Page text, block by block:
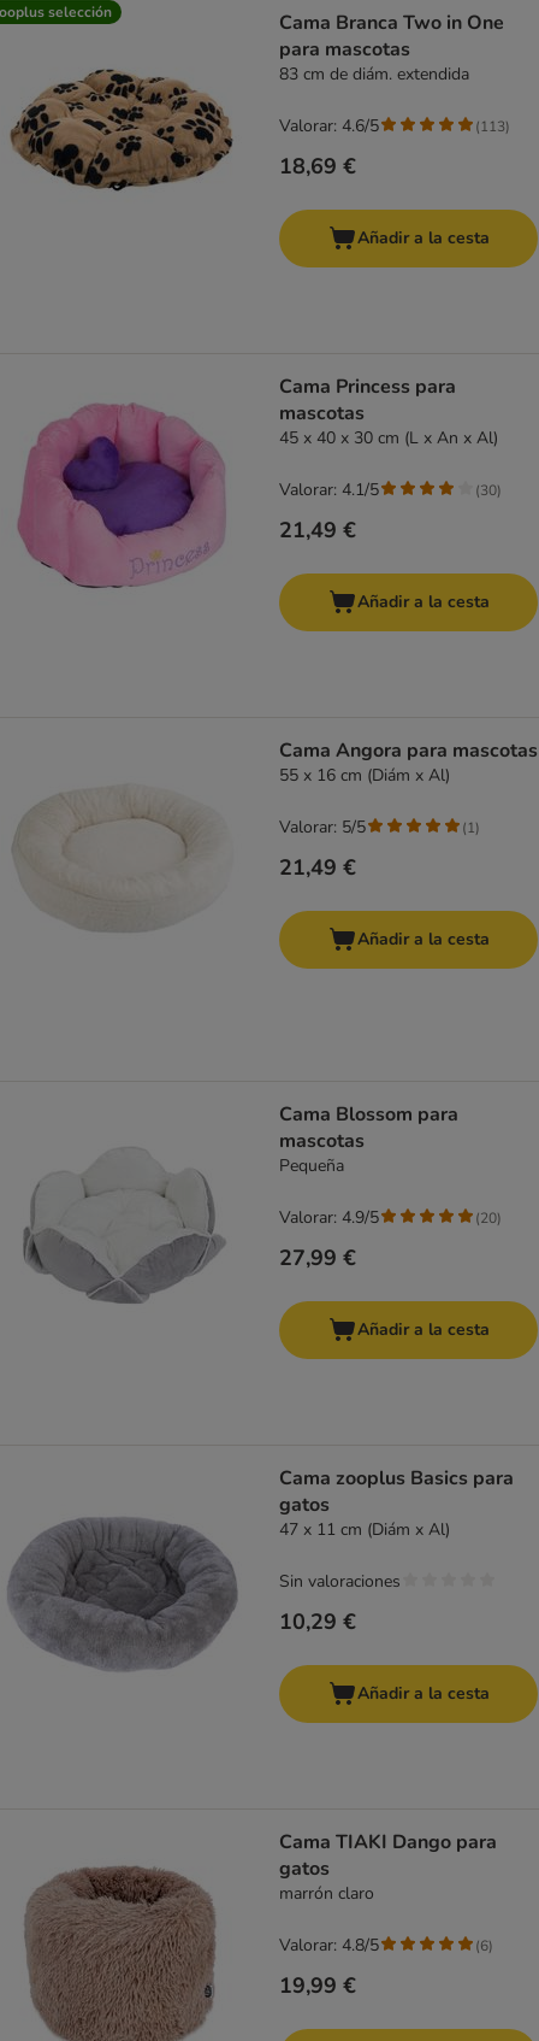
selección
Cama Branca Two in One
para mascotas
83 cm de diám. extendida
18,69 €
Valorar: 4.6/5 (113)
Añadir a la cesta
Cama Princess para
mascotas
45 x 40 x 30 cm (L x An x Al)
21,49 €
Valorar: 4.1/5 (30)
Añadir a la cesta
Cama Angora para mascotas
55 x 16 cm (Diám x Al)
21,49 €
Valorar: 5/5 (1)
Añadir a la cesta
Cama Blossom para
mascotas
Pequeña
27,99 €
Valorar: 4.9/5 (20)
Añadir a la cesta
Cama zooplus Basics para
gatos
47 x 11 cm (Diám x Al)
10,29 €
Sin valoraciones
Añadir a la cesta
Cama TIAKI Dango para
gatos
marrón claro
19,99 €
Valorar: 4.8/5 (6)